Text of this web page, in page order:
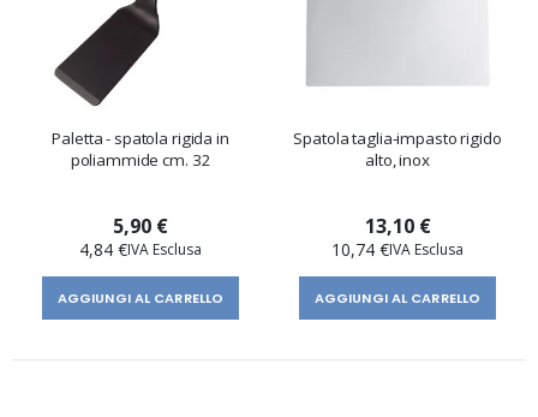
Paletta - spatola rigida in
poliammide cm. 32
5,90 €
4,84 €
AGGIUNGI AL CARRELLO
Spatola taglia-impasto rigido
alto, inox
13,10 €
10,74 €
AGGIUNGI AL CARRELLO